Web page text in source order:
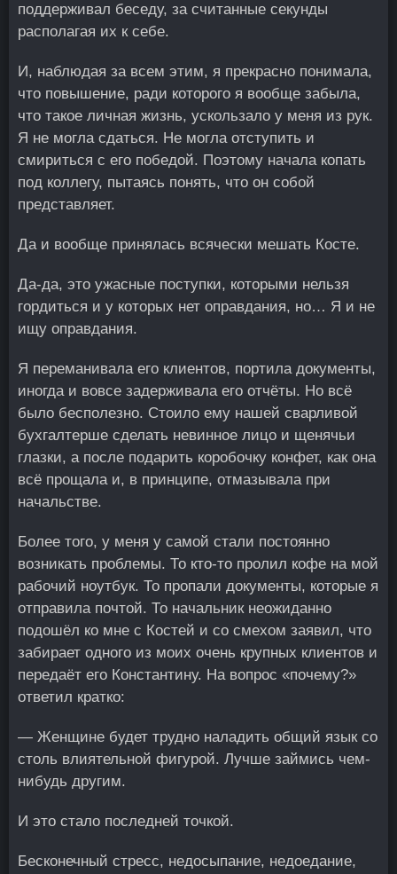
поддерживал беседу, за считанные секунды
располагая их к себе.
И, наблюдая за всем этим, я прекрасно понимала,
что повышение, ради которого я вообще забыла,
что такое личная жизнь, ускользало у меня из рук.
Я не могла сдаться. Не могла отступить и
смириться с его победой. Поэтому начала копать
под коллегу, пытаясь понять, что он собой
представляет.
Да и вообще принялась всячески мешать Косте.
Да-да, это ужасные поступки, которыми нельзя
гордиться и у которых нет оправдания, но… Я и не
ищу оправдания.
Я переманивала его клиентов, портила документы,
иногда и вовсе задерживала его отчёты. Но всё
было бесполезно. Стоило ему нашей сварливой
бухгалтерше сделать невинное лицо и щенячьи
глазки, а после подарить коробочку конфет, как она
всё прощала и, в принципе, отмазывала при
начальстве.
Более того, у меня у самой стали постоянно
возникать проблемы. То кто-то пролил кофе на мой
рабочий ноутбук. То пропали документы, которые я
отправила почтой. То начальник неожиданно
подошёл ко мне с Костей и со смехом заявил, что
забирает одного из моих очень крупных клиентов и
передаёт его Константину. На вопрос «почему?»
ответил кратко:
— Женщине будет трудно наладить общий язык со
столь влиятельной фигурой. Лучше займись чем-
нибудь другим.
И это стало последней точкой.
Бесконечный стресс, недосыпание, недоедание,